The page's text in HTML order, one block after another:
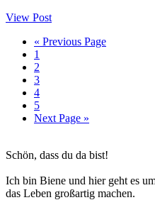
View Post
« Go
Previous Page
Seite
1
Seite
2
Seite
3
Seite
4
Seite
5
Go
Next Page »
Sidebar
Schön, dass du da bist!
Ich bin Biene und hier geht es
das Leben großartig machen.